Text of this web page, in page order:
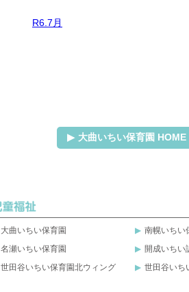
R6.7月
大曲いちい保育園 HOME
大曲いちい保育園 南幌いちい
名瀬いちい保育園
開成いちい
世田谷いちい保育園北ウィング
世田谷いち